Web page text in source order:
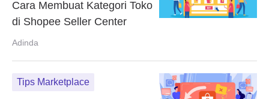
Cara Membuat Kategori Toko
di Shopee Seller Center
Adinda
Tips Marketplace